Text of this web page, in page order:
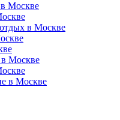
Москве
в Москве
в Москве
в Москве